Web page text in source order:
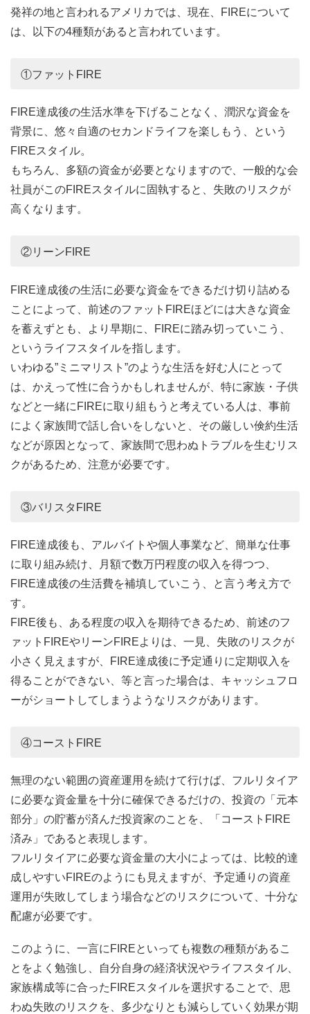
発祥の地と言われるアメリカでは、現在、FIREについて
は、以下の4種類があると言われています。
①ファットFIRE
FIRE達成後の生活水準を下げることなく、潤沢な資金を
背景に、悠々自適のセカンドライフを楽しもう、という
FIREスタイル。
もちろん、多額の資金が必要となりますので、一般的な会
社員がこのFIREスタイルに固執すると、失敗のリスクが
高くなります。
②リーンFIRE
FIRE達成後の生活に必要な資金をできるだけ切り詰める
ことによって、前述のファットFIREほどには大きな資金
を蓄えずとも、より早期に、FIREに踏み切っていこう、
というライフスタイルを指します。
いわゆる”ミニマリスト”のような生活を好む人にとって
は、かえって性に合うかもしれませんが、特に家族・子供
などと一緒にFIREに取り組もうと考えている人は、事前
によく家族間で話し合いをしないと、その厳しい倹約生活
などが原因となって、家族間で思わぬトラブルを生むリス
クがあるため、注意が必要です。
③バリスタFIRE
FIRE達成後も、アルバイトや個人事業など、簡単な仕事
に取り組み続け、月額で数万円程度の収入を得つつ、
FIRE達成後の生活費を補填していこう、と言う考え方で
す。
FIRE後も、ある程度の収入を期待できるため、前述のフ
ァットFIREやリーンFIREよりは、一見、失敗のリスクが
小さく見えますが、FIRE達成後に予定通りに定期収入を
得ることができない、等と言った場合は、キャッシュフロ
ーがショートしてしまうようなリスクがあります。
④コーストFIRE
無理のない範囲の資産運用を続けて行けば、フルリタイア
に必要な資金量を十分に確保できるだけの、投資の「元本
部分」の貯蓄が済んだ投資家のことを、「コーストFIRE
済み」であると表現します。
フルリタイアに必要な資金量の大小によっては、比較的達
成しやすいFIREのようにも見えますが、予定通りの資産
運用が失敗してしまう場合などのリスクについて、十分な
配慮が必要です。
このように、一言にFIREといっても複数の種類があるこ
とをよく勉強し、自分自身の経済状況やライフスタイル、
家族構成等に合ったFIREスタイルを選択することで、思
わぬ失敗のリスクを、多少なりとも減らしていく効果が期